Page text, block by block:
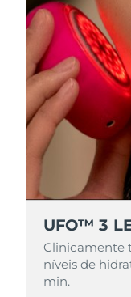
UFO™ 3
Clinicamente
níveis de
min.
México
Mônaco
Países Baixos
Nova Zelândia
Omã
Filipinas